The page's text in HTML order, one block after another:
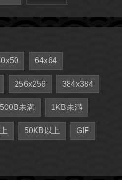
64x64
256x256 384x384
500B未満 1KB未満
50KB以上 GIF